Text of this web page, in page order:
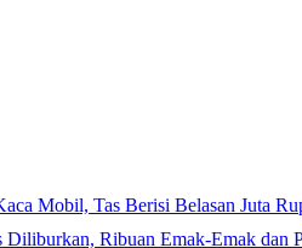
Mobil, Tas Berisi Belasan Juta
Ribuan Emak-Emak dan